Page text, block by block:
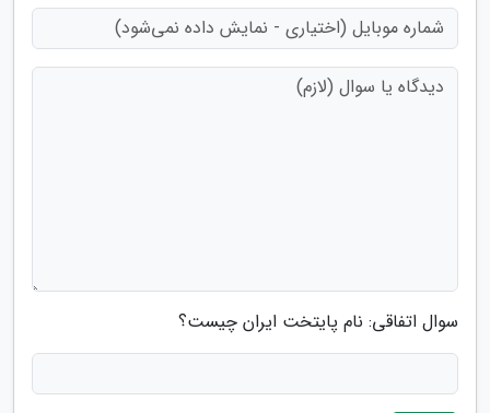
سوال اتفاقی: نام پایتخت ایران چیست؟